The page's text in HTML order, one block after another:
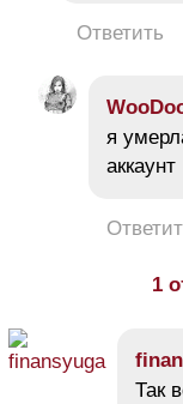
Ответить
я
аккаунт
1
Так